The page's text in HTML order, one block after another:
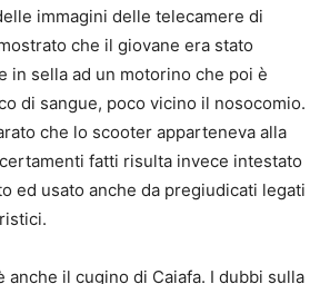
immagini delle telecamere di
che il giovane era stato
in sella ad un motorino che poi è
di sangue, poco vicino il nosocomio.
che lo scooter apparteneva alla
fatti risulta invece intestato
ed usato anche da pregiudicati legati
anche il cugino di Caiafa. I dubbi sulla